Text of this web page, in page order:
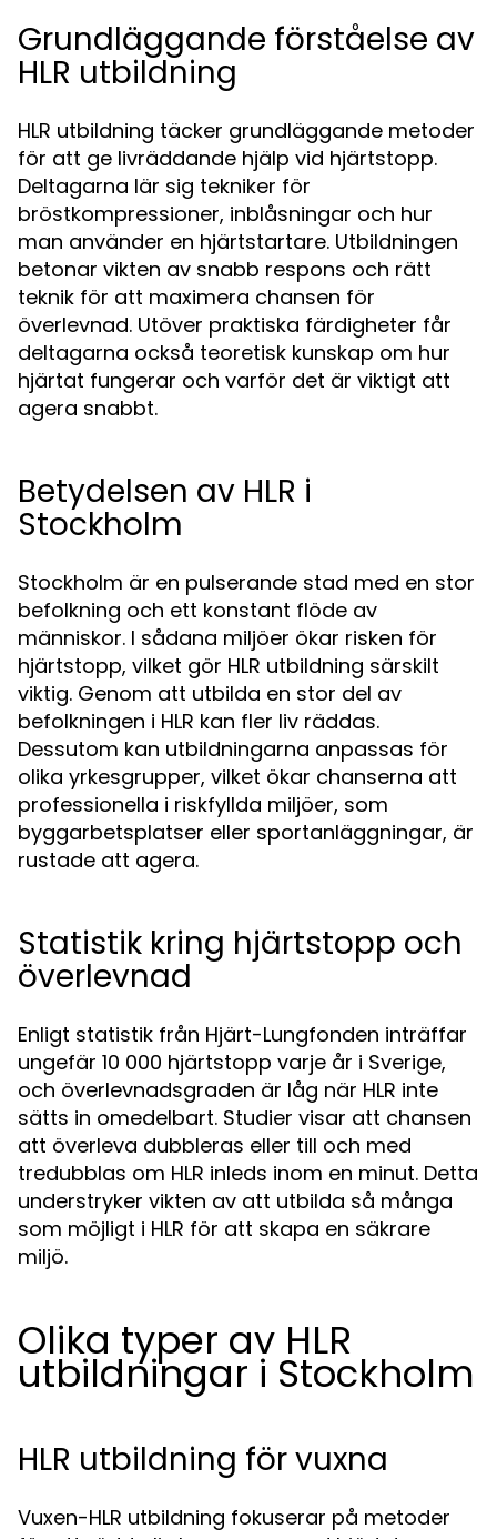
Grundläggande förståelse av
HLR utbildning
HLR utbildning täcker grundläggande metoder
för att ge livräddande hjälp vid hjärtstopp.
Deltagarna lär sig tekniker för
bröstkompressioner, inblåsningar och hur
man använder en hjärtstartare. Utbildningen
betonar vikten av snabb respons och rätt
teknik för att maximera chansen för
överlevnad. Utöver praktiska färdigheter får
deltagarna också teoretisk kunskap om hur
hjärtat fungerar och varför det är viktigt att
agera snabbt.
Betydelsen av HLR i
Stockholm
Stockholm är en pulserande stad med en stor
befolkning och ett konstant flöde av
människor. I sådana miljöer ökar risken för
hjärtstopp, vilket gör HLR utbildning särskilt
viktig. Genom att utbilda en stor del av
befolkningen i HLR kan fler liv räddas.
Dessutom kan utbildningarna anpassas för
olika yrkesgrupper, vilket ökar chanserna att
professionella i riskfyllda miljöer, som
byggarbetsplatser eller sportanläggningar, är
rustade att agera.
Statistik kring hjärtstopp och
överlevnad
Enligt statistik från Hjärt-Lungfonden inträffar
ungefär 10 000 hjärtstopp varje år i Sverige,
och överlevnadsgraden är låg när HLR inte
sätts in omedelbart. Studier visar att chansen
att överleva dubbleras eller till och med
tredubblas om HLR inleds inom en minut. Detta
understryker vikten av att utbilda så många
som möjligt i HLR för att skapa en säkrare
miljö.
Olika typer av HLR
utbildningar i Stockholm
HLR utbildning för vuxna
Vuxen-HLR utbildning fokuserar på metoder